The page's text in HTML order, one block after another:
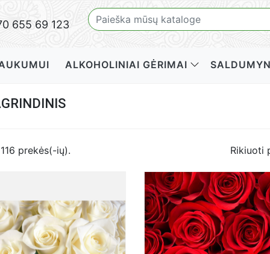
655 69 123
ALKOHOLINIAI GĖRIMAI
prekės(-ių). Rikiuoti